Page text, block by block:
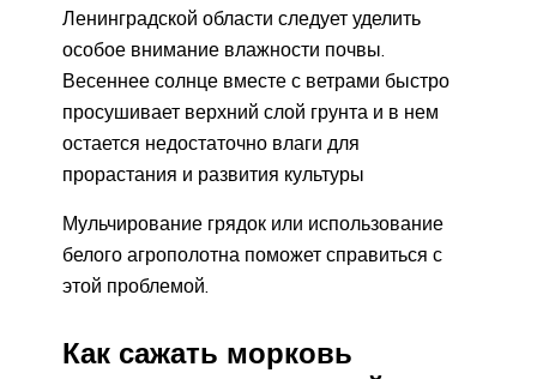
Ленинградской области следует уделить
особое внимание влажности почвы.
Весеннее солнце вместе с ветрами быстро
просушивает верхний слой грунта и в нем
остается недостаточно влаги для
прорастания и развития культуры
Мульчирование грядок или использование
белого агрополотна поможет справиться с
этой проблемой.
Как сажать морковь